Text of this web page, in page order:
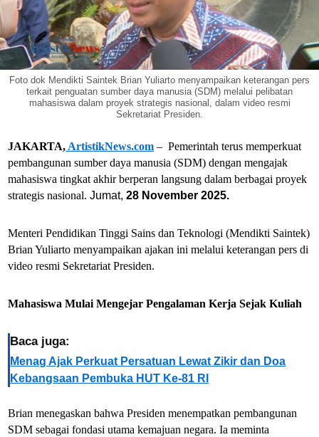
Foto dok Mendikti Saintek Brian Yuliarto menyampaikan keterangan pers
terkait penguatan sumber daya manusia (SDM) melalui pelibatan
mahasiswa dalam proyek strategis nasional, dalam video resmi
Sekretariat Presiden.
JAKARTA, ArtistikNews.com – Pemerintah terus memperkuat
pembangunan sumber daya manusia (SDM) dengan mengajak
mahasiswa tingkat akhir berperan langsung dalam berbagai proyek
strategis nasional.Jumat,28 November 2025.
Menteri Pendidikan Tinggi Sains dan Teknologi (Mendikti Saintek)
Brian Yuliarto menyampaikan ajakan ini melalui keterangan pers di
video resmi Sekretariat Presiden.
Mahasiswa Mulai Mengejar Pengalaman Kerja Sejak Kuliah
Baca juga:
Menag Ajak Perkuat Persatuan Lewat Zikir dan Doa
Kebangsaan Pembuka HUT Ke-81 RI
Brian menegaskan bahwa Presiden menempatkan pembangunan
SDM sebagai fondasi utama kemajuan negara. Ia meminta